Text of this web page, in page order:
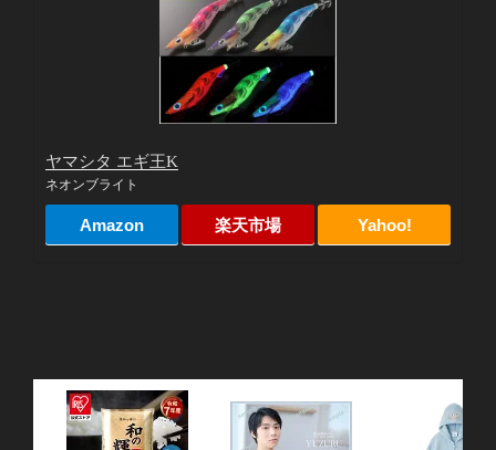
ヤマシタ エギ王K
ネオンブライト
Amazon 楽天市場 Yahoo!